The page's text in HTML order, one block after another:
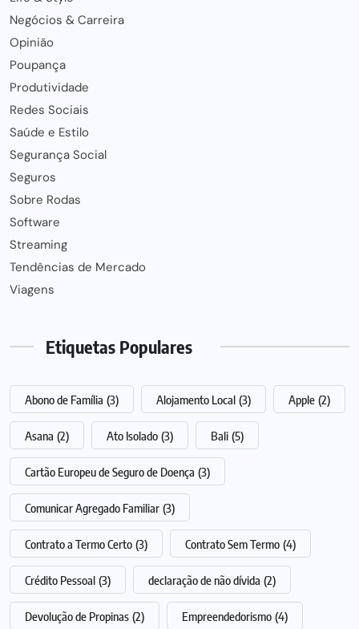
Negócios & Carreira
Opinião
Poupança
Produtividade
Redes Sociais
Saúde e Estilo
Segurança Social
Seguros
Sobre Rodas
Software
Streaming
Tendências de Mercado
Viagens
Etiquetas Populares
Abono de Família (3) Alojamento Local (3) Apple (2)
Asana (2) Ato Isolado (3) Bali (5)
Cartão Europeu de Seguro de Doença (3)
Comunicar Agregado Familiar (3)
Contrato a Termo Certo (3) Contrato Sem Termo (4)
Crédito Pessoal (3) declaração de não dívida (2)
Devolução de Propinas (2) Empreendedorismo (4)